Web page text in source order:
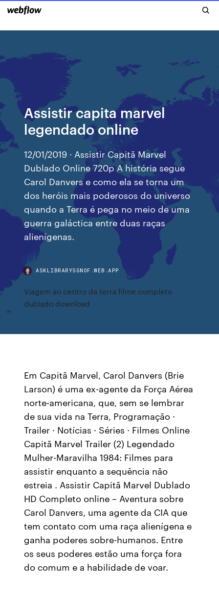
Assistir capita marvel
legendado online
12/01/2019 · Assistir Capitã Marvel
Dublado Online 720p A história segue
Carol Danvers e como ela se torna um
dos heróis mais poderosos do universo
quando a Terra é pega no meio de uma
guerra galáctica entre duas raças
alienígenas.
ASKLIBRARYSGNOF.WEB.APP
Viagem ao centro da terra filme completo
dublado download
Em Capitã Marvel, Carol Danvers (Brie
Larson) é uma ex-agente da Força Aérea
norte-americana, que, sem se lembrar
de sua vida na Terra, Programação ·
Trailer · Notícias · Séries · Filmes Online
Capitã Marvel Trailer (2) Legendado
Mulher-Maravilha 1984: Filmes para
assistir enquanto a sequência não
estreia . Assistir Capitã Marvel Dublado
HD Completo online – Aventura sobre
Carol Danvers, uma agente da CIA que
tem contato com uma raça alienígena e
ganha poderes sobre-humanos. Entre
os seus poderes estão uma força fora
do comum e a habilidade de voar.